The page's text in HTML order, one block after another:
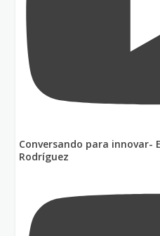
Conversando para innovar-
Rodríguez